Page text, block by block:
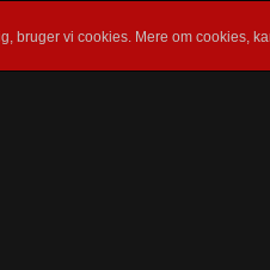
bruger vi cookies. Mere om cookies,